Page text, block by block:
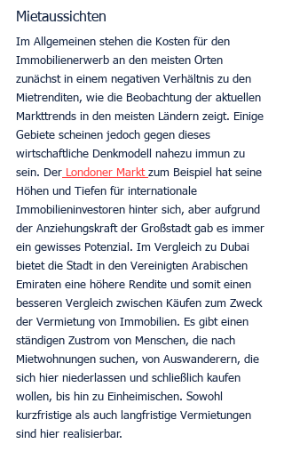
Mietaussichten
Im Allgemeinen stehen die Kosten für den
Immobilienerwerb an den meisten Orten
zunächst in einem negativen Verhältnis zu den
Mietrenditen, wie die Beobachtung der aktuellen
Markttrends in den meisten Ländern zeigt. Einige
Gebiete scheinen jedoch gegen dieses
wirtschaftliche Denkmodell nahezu immun zu
sein. Der Londoner Markt zum Beispiel hat seine
Höhen und Tiefen für internationale
Immobilieninvestoren hinter sich, aber aufgrund
der Anziehungskraft der Großstadt gab es immer
ein gewisses Potenzial. Im Vergleich zu Dubai
bietet die Stadt in den Vereinigten Arabischen
Emiraten eine höhere Rendite und somit einen
besseren Vergleich zwischen Käufen zum Zweck
der Vermietung von Immobilien. Es gibt einen
ständigen Zustrom von Menschen, die nach
Mietwohnungen suchen, von Auswanderern, die
sich hier niederlassen und schließlich kaufen
wollen, bis hin zu Einheimischen. Sowohl
kurzfristige als auch langfristige Vermietungen
sind hier realisierbar.